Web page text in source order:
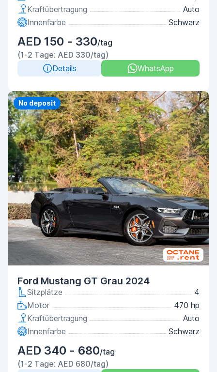
Kraftübertragung
Auto
Innenfarbe
Schwarz
AED 150 - 330/tag
(1-2 Tage: AED 330/tag)
Details
WhatsApp
Priority
No deposit
Ford Mustang GT Grau 2024
Sitzplätze
4
Motor
470 hp
Kraftübertragung
Auto
Innenfarbe
Schwarz
AED 340 - 680/tag
(1-2 Tage: AED 680/tag)